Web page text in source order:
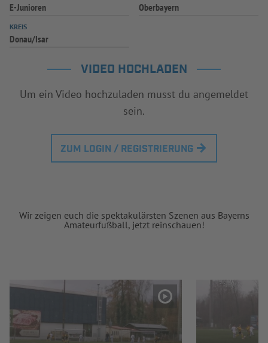
E-Junioren Oberbayern
KREIS
Donau/Isar
VIDEO HOCHLADEN
Um ein Video hochzuladen musst du angemeldet
sein.
ZUM LOGIN / REGISTRIERUNG
Wir zeigen euch die spektakulärsten Szenen aus Bayerns
Amateurfußball, jetzt reinschauen!